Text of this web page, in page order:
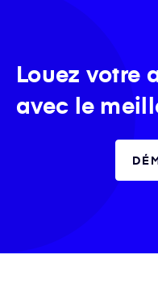
Louez votre
avec le